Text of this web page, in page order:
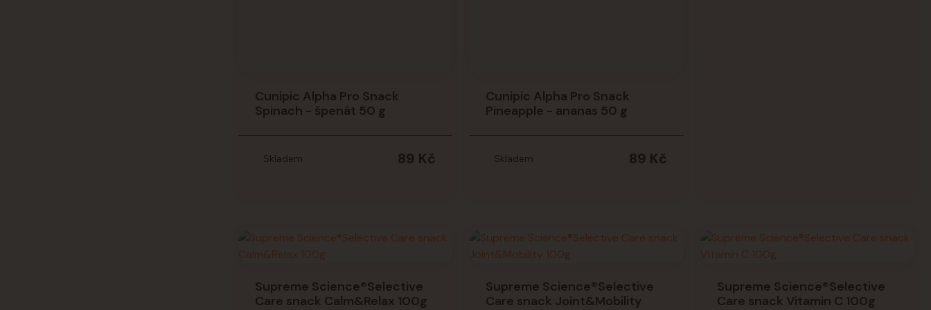
Cunipic Alpha Pro Snack
Spinach - špenát 50 g
89 Kč
Skladem
Cunipic Alpha Pro Snack
Pineapple - ananas 50 g
89 Kč
Skladem
Supreme Science®Selective
Care snack Calm&Relax 100g
Supreme Science®Selective
Care snack Joint&Mobility
Supreme Science®Selective
Care snack Vitamin C 100g